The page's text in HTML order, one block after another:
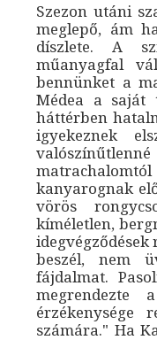
Szezon utáni
meglepő, ám
díszlete. A
műanyagfal
bennünket a
Médea a saját
háttérben
igyekeznek
kanyarognak
vörös
kíméletlen,
idegvégződések
beszél, nem
fájdalmat.
megrendezte
érzékenysége
számára." Ha